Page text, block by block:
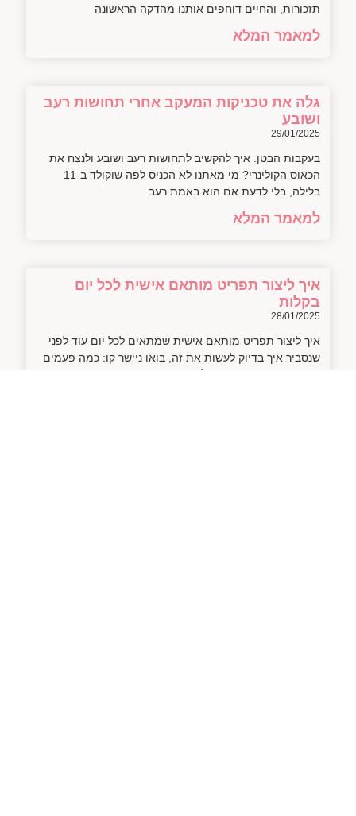
תזכורות, והחיים דוחפים אותנו מהדקה הראשונה
למאמר המלא
גלה את טכניקות המעקב אחרי תחושות רעב
ושובע
29/01/2025
בעקבות הבטן: איך להקשיב לתחושות רעב ושובע ולנצח את
הכאוס הקולינרי? מי מאתנו לא הכניס לפה שוקולד ב-11
בלילה, בלי לדעת אם הוא באמת רעב
למאמר המלא
איך ליצור תפריט מותאם אישית לכל יום
בקלות
28/01/2025
איך ליצור תפריט מותאם אישית שמתאים לכל יום עוד לפני
שנסביר איך בדיוק לעשות את זה, בואו ניישר קו: כמה פעמים
פתחתם את המקרר ושאלתם